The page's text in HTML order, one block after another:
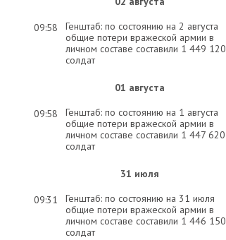
09:58
Генштаб: по состоянию на 2 августа
общие потери вражеской армии в
личном составе составили 1 449 120
солдат
01 августа
09:58
Генштаб: по состоянию на 1 августа
общие потери вражеской армии в
личном составе составили 1 447 620
солдат
31 июля
09:31
Генштаб: по состоянию на 31 июля
общие потери вражеской армии в
личном составе составили 1 446 150
солдат